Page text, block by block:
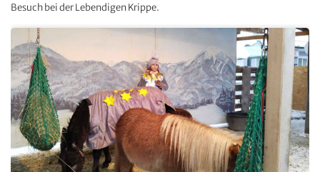
Besuch bei der Lebendigen Krippe.